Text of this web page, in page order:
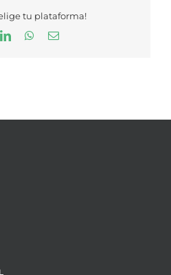
tu plataforma!
LinkedInWhatsApp
Correo